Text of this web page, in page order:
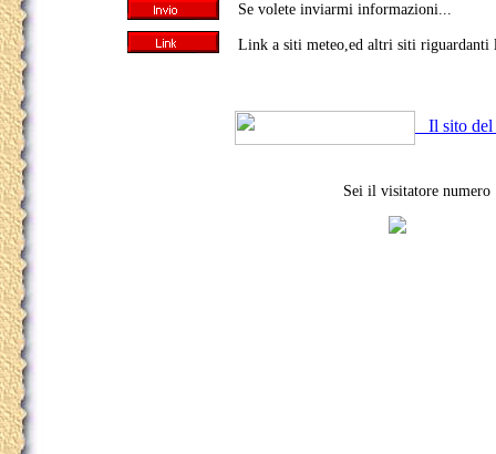
Se volete inviarmi informazioni...
Link a siti meteo,ed altri siti riguardanti
Il sito del
Sei il visitatore numero